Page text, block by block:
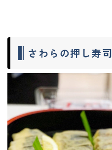
さわらの押し寿司